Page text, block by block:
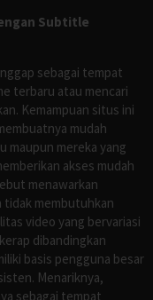
Subtitle
sebagai tempat
terbaru atau mencari
Kemampuan situs ini
mudah
maupun mereka yang
akses mudah
menawarkan
tidak membutuhkan
video yang bervariasi
dibandingkan
basis pengguna besar
Menariknya,
sebagai tempat